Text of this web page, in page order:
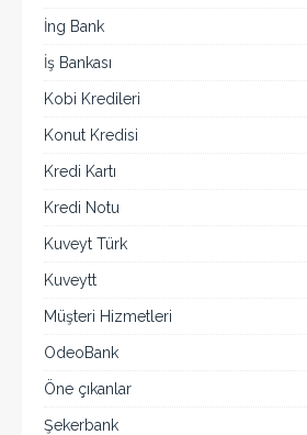
İng Bank
İş Bankası
Kobi Kredileri
Konut Kredisi
Kredi Kartı
Kredi Notu
Kuveyt Türk
Kuveytt
Müşteri Hizmetleri
OdeoBank
Öne çıkanlar
Şekerbank